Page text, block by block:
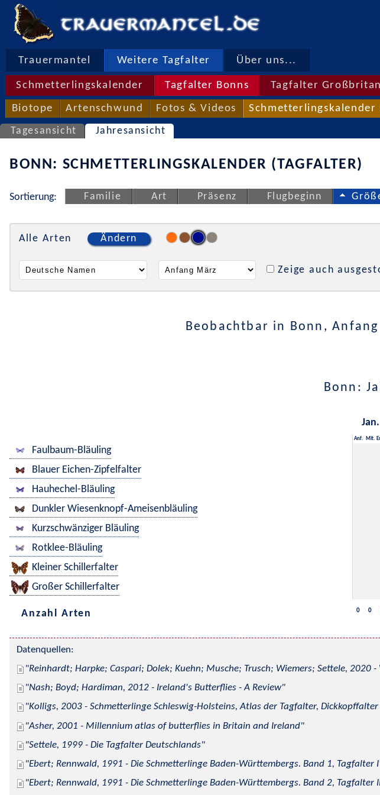
Trauermantel Weitere Tagfalter Über uns...
Schmetterlingskalender Tagfalter Bonns Tagfalter
Biotope Artenschwund Fotos & Videos Schmetterlingskalender
Tagesansicht Jahresansicht
BONN: SCHMETTERLINGSKALENDER (TAGFALTER)
Sortierung: Familie Art Präsenz Flugbeginn
Alle Arten Ändern
Zeige auch
Beobachtbar in Bonn,
Bonn:
Jan.
Anf. Mit.
Faulbaum-Bläuling
Blauer Eichen-Zipfelfalter
Hauhechel-Bläuling
Dunkler Wiesenknopf-Ameisenbläuling
Kurzschwänziger Bläuling
Rotklee-Bläuling
Kleiner Schillerfalter
Großer Schillerfalter
Anzahl Arten 0 0
Datenquellen:
Reinhardt; Harpke; Caspari; Dolek; Kuehn; Musche; Trusch; Wiemers; Settele,
Nash; Boyd; Hardiman, 2012 - Ireland's Butterflies - A Review
Kolligs, 2003 - Schmetterlinge Schleswig-Holsteins, Atlas der Tagfalter,
Asher, 2001 - Millennium atlas of butterflies in Britain and Ireland
Settele, 1999 - Die Tagfalter Deutschlands
Ebert; Rennwald, 1991 - Die Schmetterlinge Baden-Württembergs. Band 1, Tagfalter I
Ebert; Rennwald, 1991 - Die Schmetterlinge Baden-Württembergs. Band 2, Tagfalter